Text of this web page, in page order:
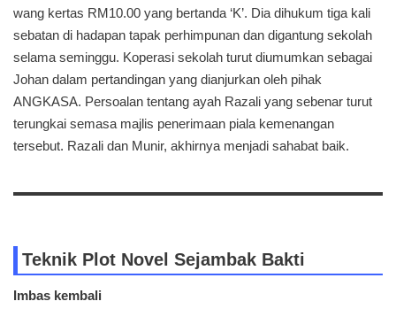
wang kertas RM10.00 yang bertanda ‘K’. Dia dihukum tiga kali
sebatan di hadapan tapak perhimpunan dan digantung sekolah
selama seminggu. Koperasi sekolah turut diumumkan sebagai
Johan dalam pertandingan yang dianjurkan oleh pihak
ANGKASA. Persoalan tentang ayah Razali yang sebenar turut
terungkai semasa majlis penerimaan piala kemenangan
tersebut. Razali dan Munir, akhirnya menjadi sahabat baik.
Teknik Plot Novel Sejambak Bakti
Imbas kembali